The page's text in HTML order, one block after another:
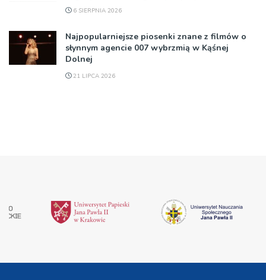
6 SIERPNIA 2026
Najpopularniejsze piosenki znane z filmów o
słynnym agencie 007 wybrzmią w Kąśnej
Dolnej
21 LIPCA 2026